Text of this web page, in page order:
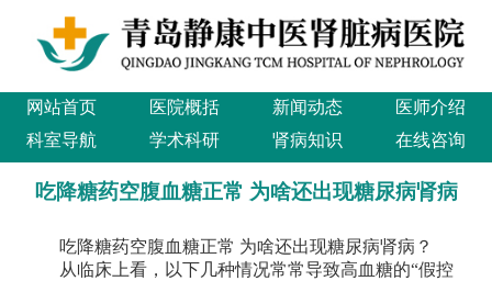
网站首页 医院概括 新闻动态
医师介绍
科室导航
学术科研 肾病知识 在线咨询
吃降糖药空腹血糖正常 为啥还出现糖尿病肾病
吃降糖药空腹血糖正常 为啥还出现糖尿病肾病？
从临床上看，以下几种情况常常导致高血糖的“假控